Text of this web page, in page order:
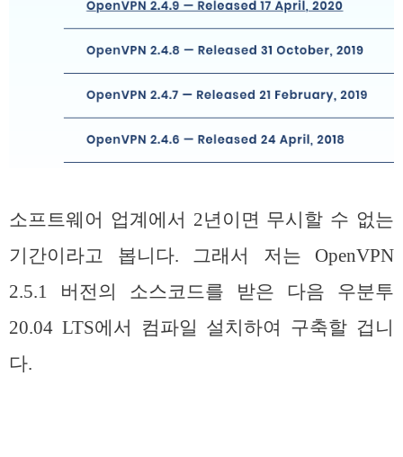
소프트웨어 업계에서 2년이면 무시할 수 없는
기간이라고 봅니다. 그래서 저는 OpenVPN
2.5.1 버전의 소스코드를 받은 다음 우분투
20.04 LTS에서 컴파일 설치하여 구축할 겁니
다.